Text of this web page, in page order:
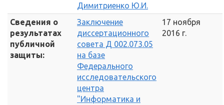
Димитриенко Ю.И.
Сведения о
результатах
публичной
защиты:
Заключение
диссертационного
совета Д 002.073.05
на базе
Федерального
исследовательского
центра
"Информатика и
17 ноября
2016 г.